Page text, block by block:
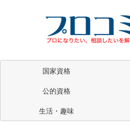
国家資格
公的資格
生活・趣味